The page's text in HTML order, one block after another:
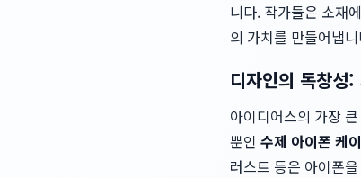
니다. 작가들은 소재
의 가치를 만들어냅
디자인의 독창성
아이디어스의 가장
뿐인 수제 아이폰 케
러스트 등은 아이폰